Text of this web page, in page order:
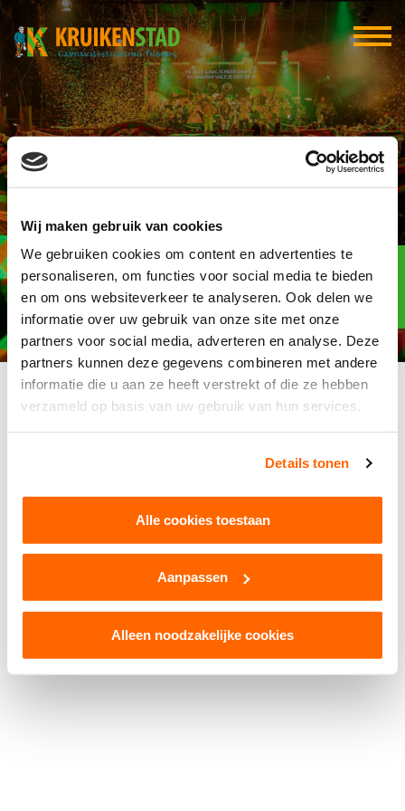
Wij maken gebruik van cookies
We gebruiken cookies om content en advertenties te
personaliseren, om functies voor social media te bieden
en om ons websiteverkeer te analyseren. Ook delen we
informatie over uw gebruik van onze site met onze
partners voor social media, adverteren en analyse. Deze
partners kunnen deze gegevens combineren met andere
informatie die u aan ze heeft verstrekt of die ze hebben
verzameld op basis van uw gebruik van hun services.
Details tonen
Alle cookies toestaan
Aanpassen
Alleen noodzakelijke cookies
Cas van Iersel
Snapchat
Threads
Delen
Elf-elf
over
97
© 2026 Kruikenstad. Product van2manydots
Colofon Cookies Disclaimer Privacy